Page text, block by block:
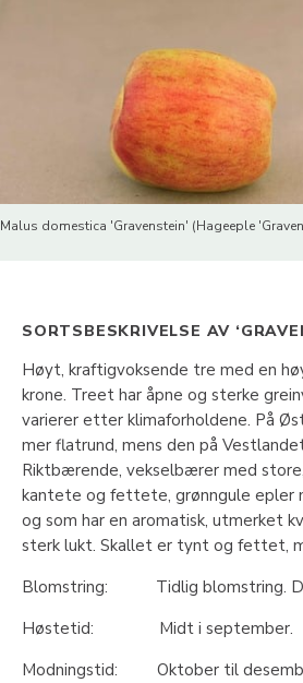
Malus domestica 'Gravenstein' (Hageeple
SORTSBESKRIVELSE AV
Høyt, kraftigvoksende tre med en
krone. Treet har åpne og sterke
varierer etter klimaforholdene. På
mer flatrund, mens den på
Riktbærende, vekselbærer med
kantete og fettete, grønngule epler
og som har en aromatisk, utmerket
sterk lukt. Skallet er tynt og fettet,
Blomstring: Tidlig blomstring.
Høstetid: Midt i september.
Modningstid: Oktober til